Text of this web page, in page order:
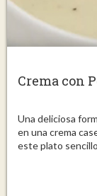
Crema con
Una deliciosa
en una crema
este plato